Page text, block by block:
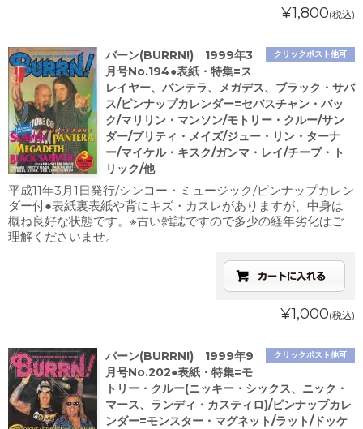
¥1,800(税込)
クリックポスト他可
バーン(BURRN!) 1999年3
月号No.194●表紙・特集=ス
レイヤー、パンテラ、メガデス、ブラック・サバ
ス/ピンナップカレンダー=セバスチャン・バッ
ク/マリリン・マンソン/モトリー・クルー/サン
ダー/プリティ・メイズ/ジュー・リン・ターナ
ー/マイケル・キスク/ガンマ・レイ/チープ・ト
リック/他
平成11年3月1日発行/シンコー・ミュージック/ピンナップカレン
ダー付●表紙裏表紙や背にキズ・カスレがありますが、中身は
概ね良好な状態です。※古い雑誌ですので多少の経年劣化はご
理解くださいませ。
¥1,000(税込)
クリックポスト他可
バーン(BURRN!) 1999年9
月号No.202●表紙・特集=モ
トリー・クルー(ニッキー・シックス、ニック・
マース、ランディ・カスティロ)/ピンナップカレ
ンダー=モンスター・マグネット/ラット/ドッケ